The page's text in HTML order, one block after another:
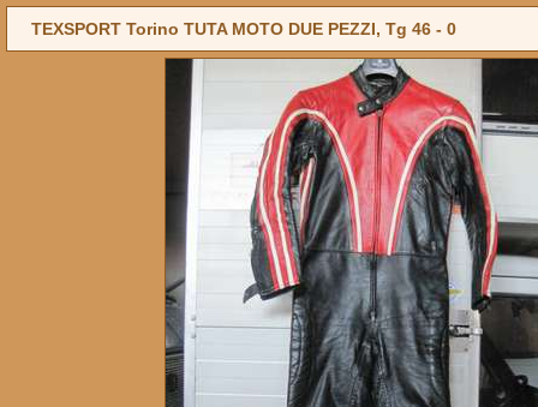
TEXSPORT Torino TUTA MOTO DUE PEZZI, Tg 46 - 0